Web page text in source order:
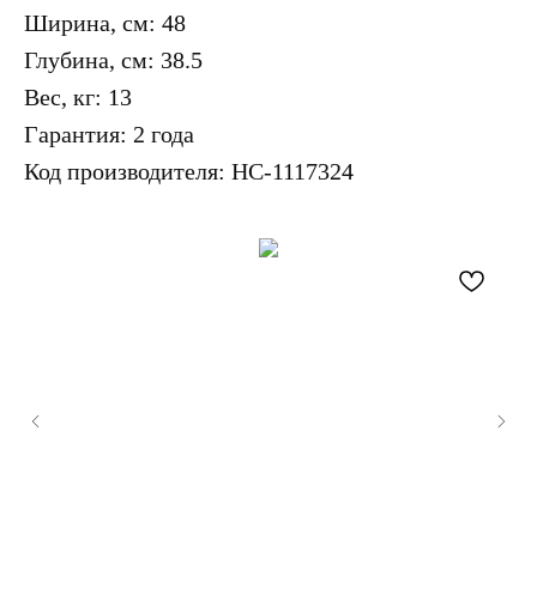
Ширина, см: 48
Глубина, см: 38.5
Вес, кг: 13
Гарантия: 2 года
Код производителя: НС-1117324